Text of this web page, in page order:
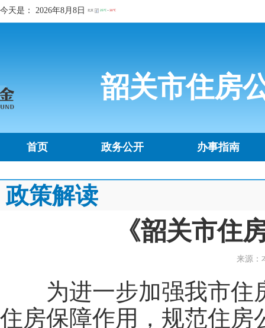
今天是： 2026年8月8日
韶关市住房
首页 政务公开 办事指南
政策解读
《韶关市住
来源：
为进一步加强我市住
住房保障作用，规范住房